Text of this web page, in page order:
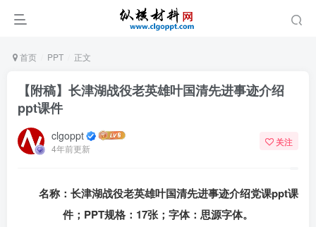
首页 PPT 正文
【附稿】长津湖战役老英雄叶国清先进事迹介绍
ppt课件
clgoppt
4年前更新
关注
名称：长津湖战役老英雄叶国清先进事迹介绍党课ppt课
件；PPT规格：17张；字体：思源字体。